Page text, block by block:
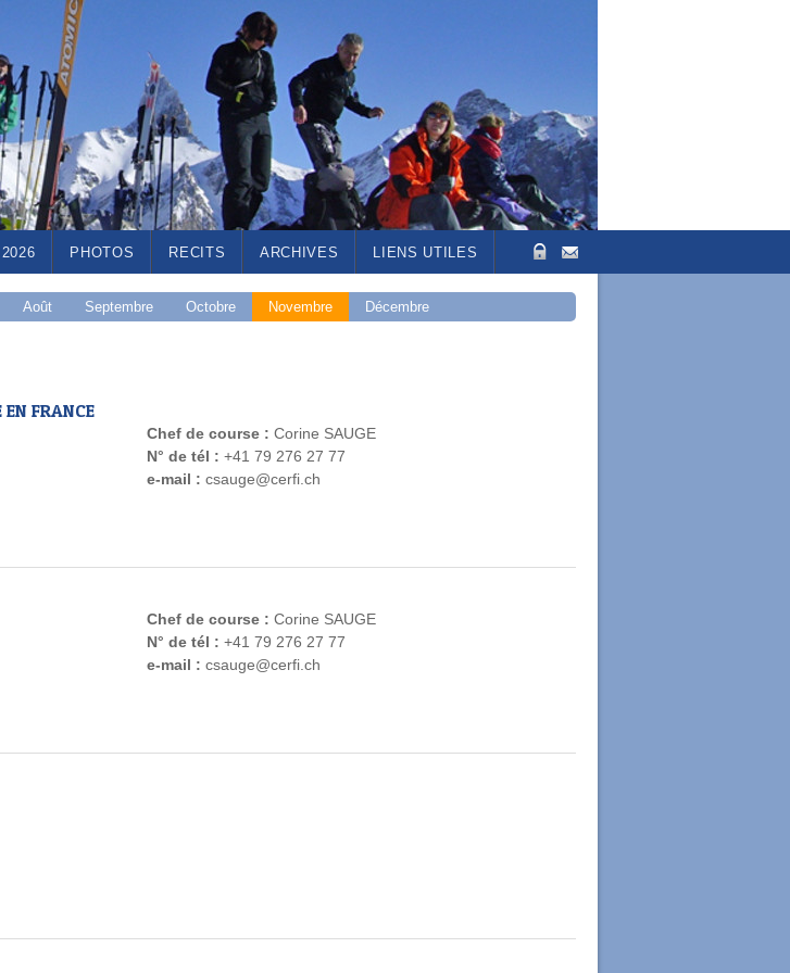
PHOTOS RECITS ARCHIVES LIENS UTILES
Août Septembre Octobre Novembre Décembre
FRANCE
Chef de course : Corine SAUGE
N° de tél : +41 79 276 27 77
e-mail : csauge@cerfi.ch
Chef de course : Corine SAUGE
N° de tél : +41 79 276 27 77
e-mail : csauge@cerfi.ch